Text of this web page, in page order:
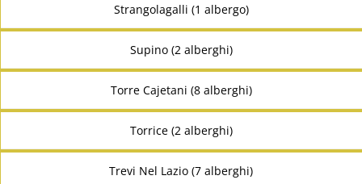
Strangolagalli (1 albergo)
Supino (2 alberghi)
Torre Cajetani (8 alberghi)
Torrice (2 alberghi)
Trevi Nel Lazio (7 alberghi)